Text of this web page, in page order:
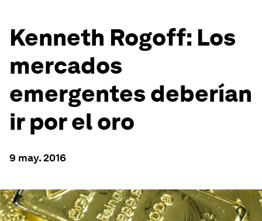
Kenneth Rogoff: Los
mercados
emergentes deberían
ir por el oro
9 may. 2016